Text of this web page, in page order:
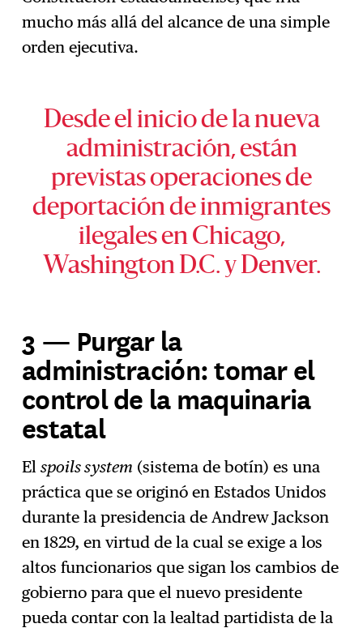
mucho más allá del alcance de una simple
orden ejecutiva.
Desde el inicio de la nueva
administración, están
previstas operaciones de
deportación de inmigrantes
ilegales en Chicago,
Washington D.C. y Denver.
3 — Purgar la
administración: tomar el
control de la maquinaria
estatal
Elspoils system (sistema de botín) es una
práctica que se originó en Estados Unidos
durante la presidencia de Andrew Jackson
en 1829, en virtud de la cual se exige a los
altos funcionarios que sigan los cambios de
gobierno para que el nuevo presidente
pueda contar con la lealtad partidista de la